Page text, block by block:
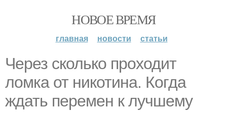
НОВОЕ ВРЕМЯ
главная новости статьи
Через сколько проходит
ломка от никотина. Когда
ждать перемен к лучшему